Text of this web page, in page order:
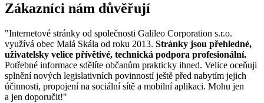
Zákazníci nám důvěřují
"Internetové stránky od společnosti Galileo Corporation s.r.o.
využívá obec Malá Skála od roku 2013. Stránky jsou přehledné,
uživatelsky velice přívětivé, technická podpora profesionální.
Potřebné informace sdělíte občanům prakticky ihned. Velice oceňuji
splnění nových legislativních povinností ještě před nabytím jejich
účinnosti, propojení na sociální sítě a mobilní aplikaci. Mohu jen
a jen doporučit!"